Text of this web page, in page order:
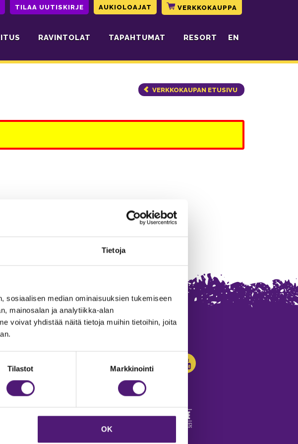
Tietoja
sosiaalisen median ominaisuuksien tukemiseen
mainosalan ja analytiikka-alan
voivat yhdistää näitä tietoja muihin tietoihin, joita
Tilastot Markkinointi
OK
TILAA UUTISKIRJE AUKIOLOAJAT VERKKOKAUPPA
RAVINTOLAT TAPAHTUMAT RESORT EN
VERKKOKAUPAN ETUSIVU
työpaikat
palautetta